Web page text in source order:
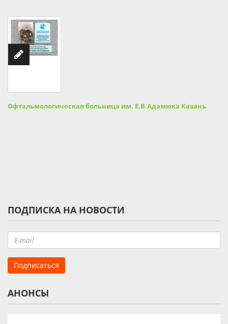
Офтальмологическая больница им. Е.В.Адамюка Казань
ПОДПИСКА НА НОВОСТИ
АНОНСЫ